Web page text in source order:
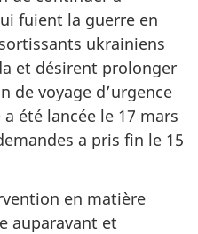
fuient la guerre en
ukrainiens
et désirent prolonger
de voyage d’urgence
a été lancée le 17 mars
a pris fin le 15
en matière
auparavant et